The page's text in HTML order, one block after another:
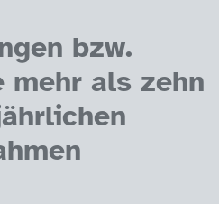
bzw.
mehr als zehn